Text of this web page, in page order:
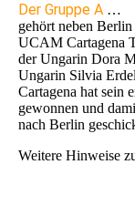
Der Gruppe A …
gehört neben
UCAM Cartagena
der Ungarin Dora
Ungarin Silvia
Cartagena hat sein
gewonnen und
nach Berlin
Weitere Hinweise